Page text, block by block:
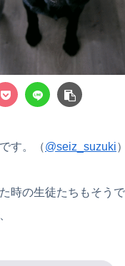
す。（@seiz_suzuki）
時の生徒たちもそう